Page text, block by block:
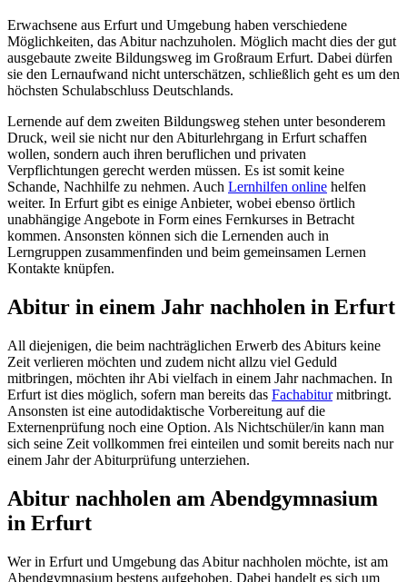
Erwachsene aus Erfurt und Umgebung haben verschiedene
Möglichkeiten, das Abitur nachzuholen. Möglich macht dies der gut
ausgebaute zweite Bildungsweg im Großraum Erfurt. Dabei dürfen
sie den Lernaufwand nicht unterschätzen, schließlich geht es um den
höchsten Schulabschluss Deutschlands.
Lernende auf dem zweiten Bildungsweg stehen unter besonderem
Druck, weil sie nicht nur den Abiturlehrgang in Erfurt schaffen
wollen, sondern auch ihren beruflichen und privaten
Verpflichtungen gerecht werden müssen. Es ist somit keine
Schande, Nachhilfe zu nehmen. Auch Lernhilfen online helfen
weiter. In Erfurt gibt es einige Anbieter, wobei ebenso örtlich
unabhängige Angebote in Form eines Fernkurses in Betracht
kommen. Ansonsten können sich die Lernenden auch in
Lerngruppen zusammenfinden und beim gemeinsamen Lernen
Kontakte knüpfen.
Abitur in einem Jahr nachholen in Erfurt
All diejenigen, die beim nachträglichen Erwerb des Abiturs keine
Zeit verlieren möchten und zudem nicht allzu viel Geduld
mitbringen, möchten ihr Abi vielfach in einem Jahr nachmachen. In
Erfurt ist dies möglich, sofern man bereits das Fachabiturmitbringt.
Ansonsten ist eine autodidaktische Vorbereitung auf die
Externenprüfung noch eine Option. Als Nichtschüler/in kann man
sich seine Zeit vollkommen frei einteilen und somit bereits nach nur
einem Jahr der Abiturprüfung unterziehen.
Abitur nachholen am Abendgymnasium
in Erfurt
Wer in Erfurt und Umgebung das Abitur nachholen möchte, ist am
Abendgymnasium bestens aufgehoben. Dabei handelt es sich um